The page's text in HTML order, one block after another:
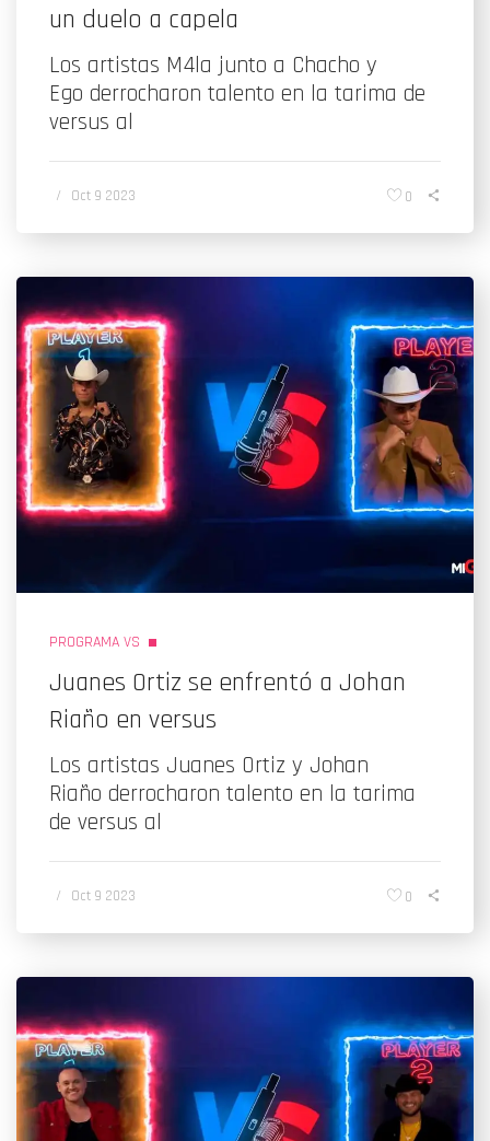
un duelo a capela
Los artistas M4la junto a Chacho y
Ego derrocharon talento en la tarima de
versus al
/ Oct 9 2023 0
PROGRAMA VS
Juanes Ortiz se enfrentó a Johan
Riaño en versus
Los artistas Juanes Ortiz y Johan
Riaño derrocharon talento en la tarima
de versus al
/ Oct 9 2023 0